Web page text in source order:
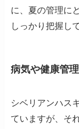
に、夏の管理に
しっかり把握し
病気や健康管
シベリアンハス
ていますが、そ